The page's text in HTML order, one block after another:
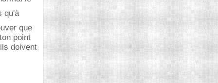
qu'à
que
point
doivent